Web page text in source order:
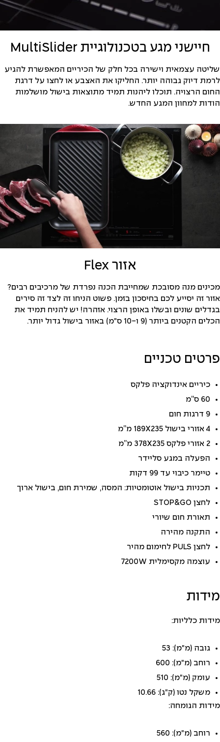
חיישני מגע בטכנולוגיית MultiSlider
שליטה עצמאית וישירה בכל חלק של הכיריים המאפשרת להגיע
לרמת דיוק גבוהה יותר. החליקו את האצבע או לחצו על דרגת
החום הרצויה. תוכלו ליהנות תמיד מתוצאות בישול מושלמות
הודות למחוון המגע החדש.
אזור Flex
מכינים מנה מסובכת שמחייבת הכנה נפרדת של מרכיבים רבים?
אזור זה יסייע לכם בחיסכון בזמן. פשוט הניחו זה לצד זה סירים
בגדלים שונים ובשלו באופן הרצוי. אזהרה! יש להניח תמיד את
הכלים הקטנים ביותר (9 ו-10 ס"מ) באזור בישול גדול יותר.
פרטים טכניים
כיריים אינדוקציה פלקס
60 ס”מ
9 דרגות חום
4 אזורי בישול 189X235 מ”מ
2 אזורי פלקס 378X235 מ”מ
הפעלה במגע סליידר
טיימר כיבוי עד 99 דקות
תכניות בישול אוטומטיות: המסה, שמירת חום, בישול ארוך
לחצן STOP&GO
תאורת חום שיורי
התקנה מהירה
לחצן PULS לחימום מהיר
עוצמה מקסימלית 7200W
מידות
מידות כלליות:
גובה (מ"מ): 53
רוחב (מ"מ): 600
עומק (מ"מ): 510
משקל נטו (ק"ג): 10.66
מידות הגומחה:
רוחב (מ"מ): 560